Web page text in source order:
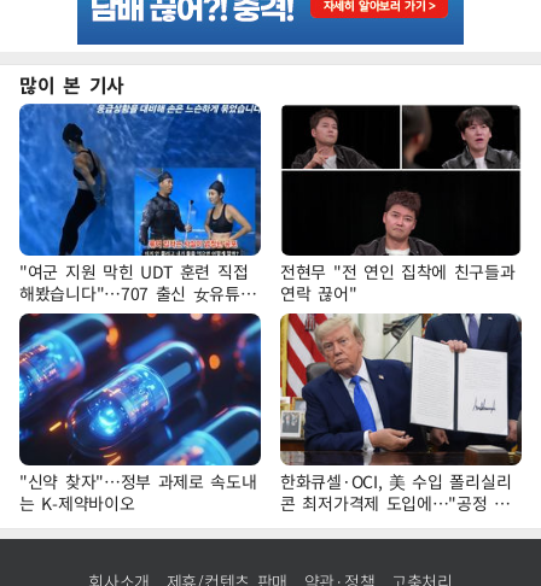
많이 본 기사
"여군 지원 막힌 UDT 훈련 직접
해봤습니다"…707 출신 女유튜버
'완벽 소화'
전현무 "전 연인 집착에 친구들과
연락 끊어"
"신약 찾자"…정부 과제로 속도내
는 K-제약바이오
한화큐셀·OCI, 美 수입 폴리실리
콘 최저가격제 도입에…"공정 경
쟁·수익성 개선 환영"